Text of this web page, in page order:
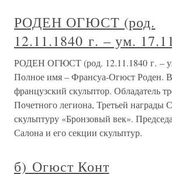
РОДЕН ОГЮСТ (род.
12.11.1840 г. – ум.
РОДЕН ОГЮСТ (род. 12.11.1840 г. –
Полное имя – Франсуа-Огюст Роден.
французский скульптор. Обладатель
Почетного легиона, Третьей награды
скульптуру «Бронзовый век».
Салона и его секции скульптур.
б) Огюст Конт